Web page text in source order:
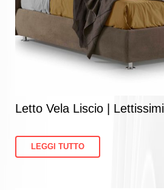
Letto Vela Liscio | Lettissimi
LEGGI TUTTO